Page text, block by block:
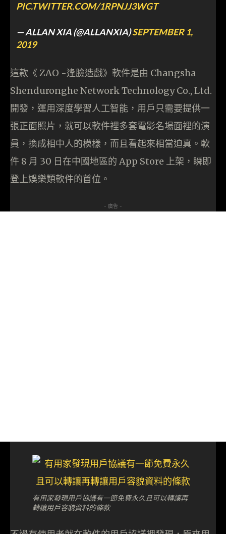
PIC.TWITTER.COM/1RPNJJ3WGT
— ALLAN XIA (@ALLANXIA)SEPTEMBER 1,
2019
這款《 ZAO -逢臉造戲》軟件是由 Changsha
Shenduronghe Network Technology Co., Ltd.
開發，運用深度學習人工智能，用戶只需要提供一
張正面照片，就可以軟件裡多套電影名場面裡的演
員，換成相中人的模樣，而且看起來相當迫真。軟
件 8 月 30 日在中國地區的 App Store 上架，瞬即
登上娛樂類軟件的首位。
- 廣告 -
有用家發現用戶協議有一節免費永久且可以轉讓再
轉讓用戶容貌資料的條款